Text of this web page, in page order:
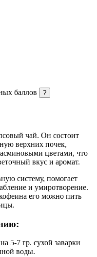
баллов ?
чай. Он состоит
верхних почек,
цветами, что
вкус и аромат.
систему, помогает
и умиротворение.
его можно пить
5-7 гр. сухой заварки
воды.